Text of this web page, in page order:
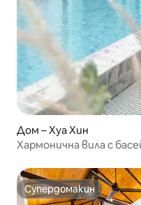
Дом – Хуа Хин
Хармонична вила с
Супердомакин
Супердомакин